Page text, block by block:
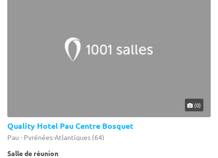
(0)
Quality Hotel Pau Centre Bosquet
Pau - Pyrénées-Atlantiques (64)
Salle de réunion